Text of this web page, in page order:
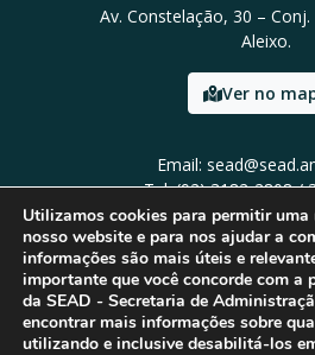
Av. Constelação, 30 –
Aleixo.
Ver no
Email:
Tel: (92) 3182-2808 /
Utilizamos cookies para permitir uma
nosso website e para nos ajudar a
informações são mais úteis e
importante que você concorde com a
da SEAD - Secretaria de
encontrar mais informações sobre
utilizando e inclusive desabilitá-los